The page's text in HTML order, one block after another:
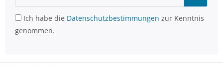
Ich habe die Datenschutzbestimmungen zur Kenntnis
genommen.